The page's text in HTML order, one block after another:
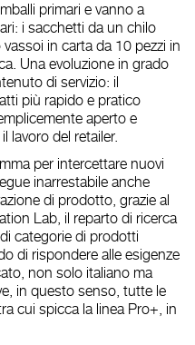
primari e vanno a
: i sacchetti da un chilo
vassoi in carta da 10 pezzi in
. Una evoluzione in grado
di servizio: il
più rapido e pratico
aperto e
lavoro del retailer.
per intercettare nuovi
inarrestabile anche
di prodotto, grazie al
Lab, il reparto di ricerca
categorie di prodotti
di rispondere alle esigenze
non solo italiano ma
in questo senso, tutte le
cui spicca la linea Pro+, in